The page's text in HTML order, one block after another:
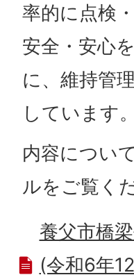
率的に点検
安全・安心
に、維持管
しています。
内容につい
ルをご覧く
養父市橋
(令和6年